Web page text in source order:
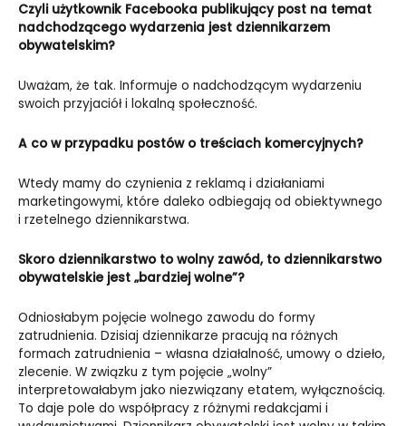
Czyli użytkownik Facebooka publikujący post na temat
nadchodzącego wydarzenia jest dziennikarzem
obywatelskim?
Uważam, że tak. Informuje o nadchodzącym wydarzeniu
swoich przyjaciół i lokalną społeczność.
A co w przypadku postów o treściach komercyjnych?
Wtedy mamy do czynienia z reklamą i działaniami
marketingowymi, które daleko odbiegają od obiektywnego
i rzetelnego dziennikarstwa.
Skoro dziennikarstwo to wolny zawód, to dziennikarstwo
obywatelskie jest „bardziej wolne”?
Odniosłabym pojęcie wolnego zawodu do formy
zatrudnienia. Dzisiaj dziennikarze pracują na różnych
formach zatrudnienia – własna działalność, umowy o dzieło,
zlecenie. W związku z tym pojęcie „wolny”
interpretowałabym jako niezwiązany etatem, wyłącznością.
To daje pole do współpracy z różnymi redakcjami i